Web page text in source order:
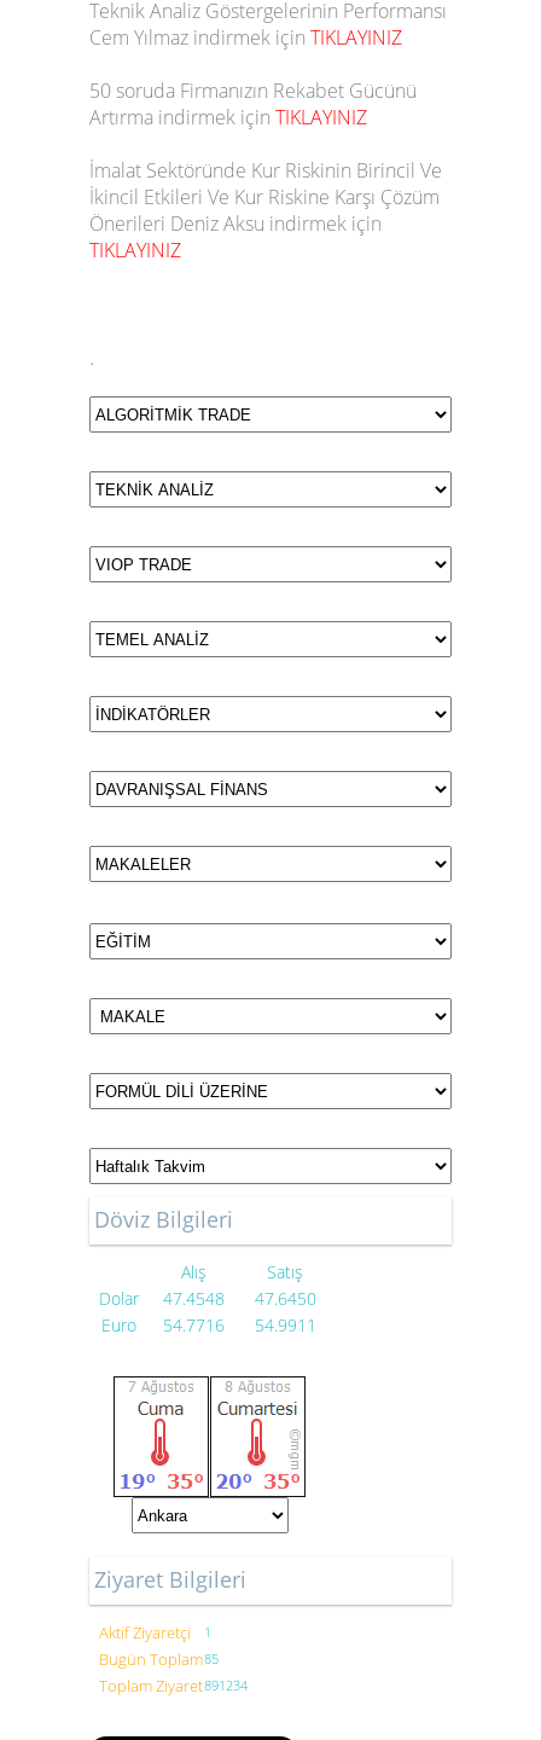
Teknik Analiz Göstergelerinin Performansı
Cem Yılmaz indirmek için TIKLAYINIZ
50 soruda Firmanızın Rekabet Gücünü
Artırma indirmek için TIKLAYINIZ
İmalat Sektöründe Kur Riskinin Birincil Ve
İkincil Etkileri Ve Kur Riskine Karşı Çözüm
Önerileri Deniz Aksu indirmek için
TIKLAYINIZ
.
Döviz Bilgileri
Alış
Satış
Dolar
47.4548
47.6450
Euro
54.7716 54.9911
Ziyaret Bilgileri
Aktif Ziyaretçi 1
Bugün Toplam85
Toplam Ziyaret891234